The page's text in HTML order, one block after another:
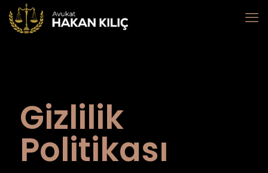
Gizlilik
Politikası